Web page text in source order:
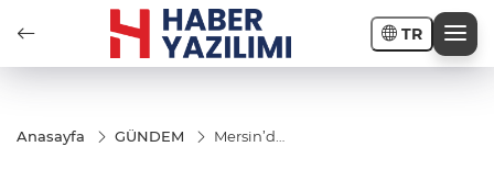
TR
Anasayfa GÜNDEM
Mersin’de